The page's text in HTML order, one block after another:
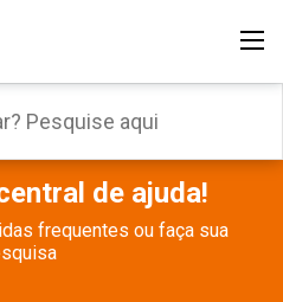
de ajuda!
frequentes ou faça sua